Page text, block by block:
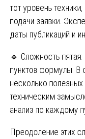
тот уровень
подачи заявки.
даты публикаций и
🔹 Сложность
пунктов формулы. В
несколько
техническим
анализ по каждому
Преодоление этих